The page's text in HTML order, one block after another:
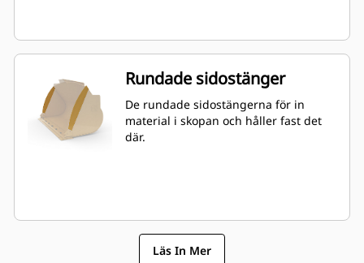
Rundade sidostänger
De rundade sidostängerna för in
material i skopan och håller fast det
där.
Läs In Mer